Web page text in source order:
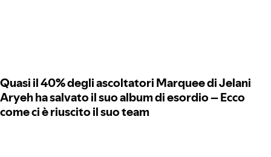
Quasi il 40% degli ascoltatori Marquee di Jelani
Aryeh ha salvato il suo album di esordio – Ecco
come ci è riuscito il suo team